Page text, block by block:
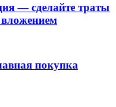
— сделайте траты
покупка